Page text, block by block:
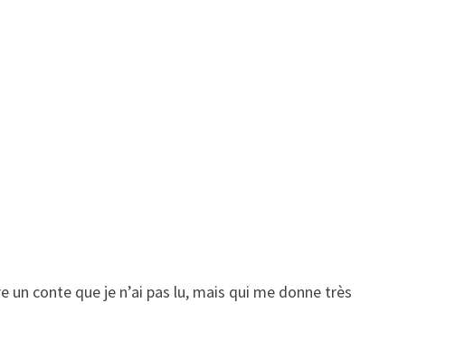
conte que je n’ai pas lu, mais qui me donne très